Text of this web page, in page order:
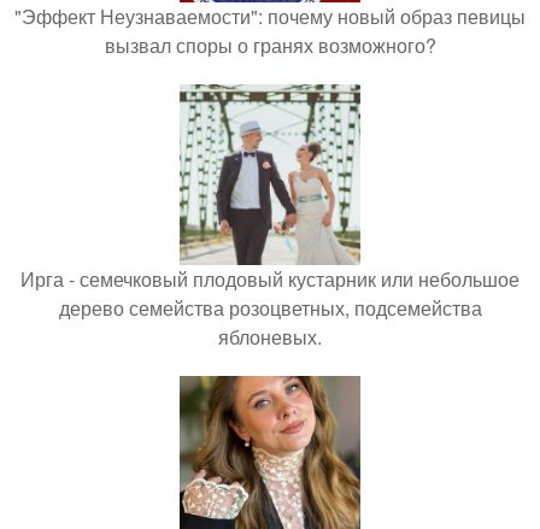
"Эффект Неузнаваемости": почему новый образ певицы
вызвал споры о гранях возможного?
Ирга - семечковый плодовый кустарник или небольшое
дерево семейства розоцветных, подсемейства
яблоневых.